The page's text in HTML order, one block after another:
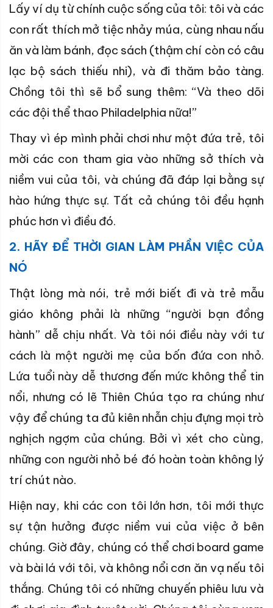
Lấy ví dụ từ chính cuộc sống của tôi: tôi và các
con rất thích mở tiệc nhảy múa, cùng nhau nấu
ăn và làm bánh, đọc sách (thậm chí còn có câu
lạc bộ sách thiếu nhi), và đi thăm bảo tàng.
Chồng tôi thì sẽ bổ sung thêm: “Và theo dõi
các đội thể thao Philadelphia nữa!”
Thay vì ép mình phải chơi như một đứa trẻ, tôi
mời các con tham gia vào những sở thích và
niềm vui của tôi, và chúng đã đáp lại bằng sự
hào hứng thực sự. Tất cả chúng tôi đều hạnh
phúc hơn vì điều đó.
2. HÃY ĐỂ THỜI GIAN LÀM PHẦN VIỆC CỦA
NÓ
Thật lòng mà nói, trẻ mới biết đi và trẻ mẫu
giáo không phải là những “người bạn đồng
hành” dễ chịu nhất. Và tôi nói điều này với tư
cách là một người mẹ của bốn đứa con nhỏ.
Lứa tuổi này dễ thương đến mức không thể tin
nổi, nhưng có lẽ Thiên Chúa tạo ra chúng như
vậy để chúng ta đủ kiên nhẫn chịu đựng mọi trò
nghịch ngợm của chúng. Bởi vì xét cho cùng,
những con người nhỏ bé đó hoàn toàn không lý
trí chút nào.
Hiện nay, khi các con tôi lớn hơn, tôi mới thực
sự tận hưởng được niềm vui của việc ở bên
chúng. Giờ đây, chúng có thể chơi board game
và bài lá với tôi, và không nổi cơn ăn vạ nếu tôi
thắng. Chúng tôi có những chuyến phiêu lưu và